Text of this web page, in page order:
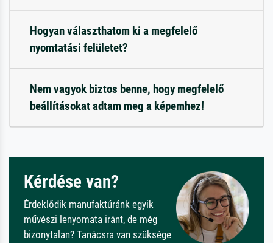
Hogyan választhatom ki a megfelelő
nyomtatási felületet?
Nem vagyok biztos benne, hogy megfelelő
beállításokat adtam meg a képemhez!
Kérdése van?
Érdeklődik manufaktúránk egyik
művészi lenyomata iránt, de még
bizonytalan? Tanácsra van szüksége